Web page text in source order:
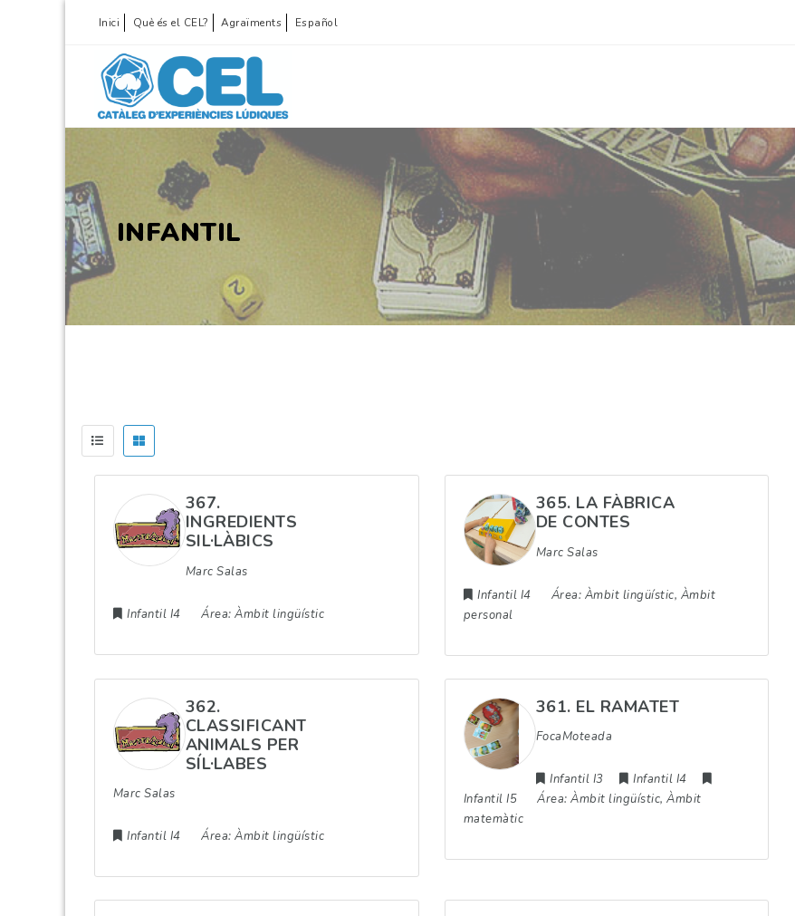
Inici Què és el CEL? Agraïments Español
INFANTIL
367.
INGREDIENTS
SIL·LÀBICS
Marc Salas
Infantil I4 Área:Àmbit lingüístic
365. LA FÀBRICA
DE CONTES
Marc Salas
Infantil I4 Área: Àmbit lingüístic, Àmbit
personal
362.
CLASSIFICANT
ANIMALS PER
SÍL·LABES
Marc Salas
Infantil I4 Área:Àmbit lingüístic
361. EL RAMATET
FocaMoteada
Infantil I3
Infantil I4
Infantil I5
Área:Àmbit lingüístic, Àmbit
matemàtic